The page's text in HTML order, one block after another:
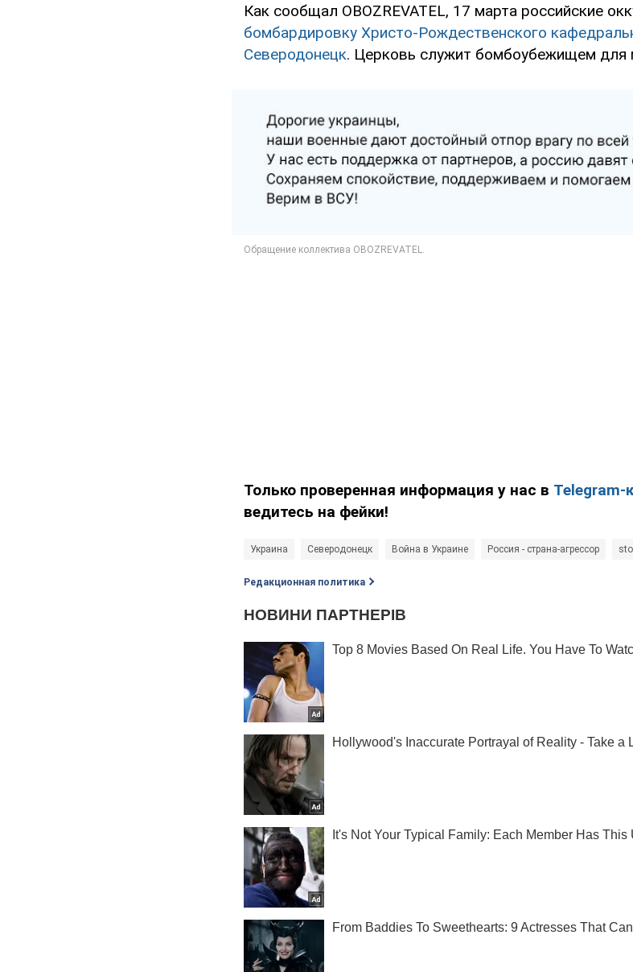
Как сообщал OBOZREVATEL, 17 марта российские
бомбардировку Христо-Рождественского
Северодонецк. Церковь служит бомбоубежищем для
Только проверенная информация у нас в Telegram-
ведитесь на фейки!
Украина Северодонецк Война в Украине Россия - страна-агрессор
Редакционная политика